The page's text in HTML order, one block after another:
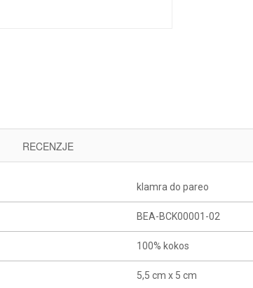
RECENZJE
klamra do pareo
BEA-BCK00001-02
100% kokos
5,5 cm x 5 cm